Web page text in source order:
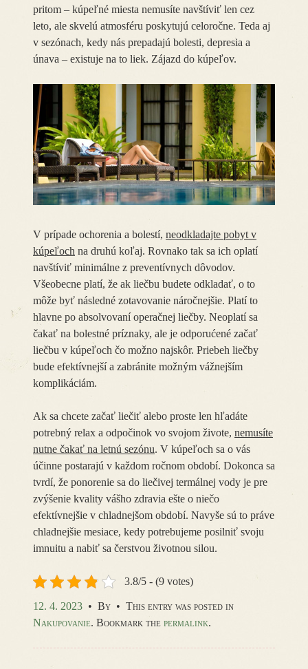
pritom – kúpeľné miesta nemusíte navštíviť len cez
leto, ale skvelú atmosféru poskytujú celoročne. Teda aj
v sezónach, kedy nás prepadajú bolesti, depresia a
únava – existuje na to liek. Zájazd do kúpeľov.
V prípade ochorenia a bolestí, neodkladajte pobyt v
kúpeľoch na druhú koľaj. Rovnako tak sa ich oplatí
navštíviť minimálne z preventívnych dôvodov.
Všeobecne platí, že ak liečbu budete odkladať, o to
môže byť následné zotavovanie náročnejšie. Platí to
hlavne po absolvovaní operačnej liečby. Neoplatí sa
čakať na bolestné príznaky, ale je odporućené začať
liečbu v kúpeľoch čo možno najskôr. Priebeh liečby
bude efektívnejší a zabránite možným vážnejším
komplikáciám.
Ak sa chcete začať liečiť alebo proste len hľadáte
potrebný relax a odpočinok vo svojom živote, nemusíte
nutne čakať na letnú sezónu. V kúpeľoch sa o vás
účinne postarajú v každom ročnom období. Dokonca sa
tvrdí, že ponorenie sa do liečivej termálnej vody je pre
zvýšenie kvality vášho zdravia ešte o niečo
efektívnejšie v chladnejšom období. Navyše sú to práve
chladnejšie mesiace, kedy potrebujeme posilniť svoju
imnuitu a nabiť sa čerstvou životnou silou.
3.8/5 - (9 votes)
12. 4. 2023 • By • This entry was posted in
Nakupovanie. Bookmark the permalink.